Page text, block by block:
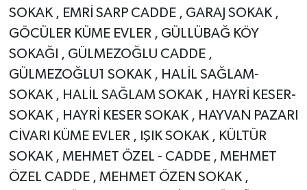
SOKAK , EMRİ SARP CADDE , GARAJ SOKAK ,
GÖCÜLER KÜME EVLER , GÜLLÜBAĞ KÖY
SOKAĞI , GÜLMEZOĞLU CADDE ,
GÜLMEZOĞLU1 SOKAK , HALİL SAĞLAM-
SOKAK , HALİL SAĞLAM SOKAK , HAYRİ KESER-
SOKAK , HAYRİ KESER SOKAK , HAYVAN PAZARI
CİVARI KÜME EVLER , IŞIK SOKAK , KÜLTÜR
SOKAK , MEHMET ÖZEL - CADDE , MEHMET
ÖZEL CADDE , MEHMET ÖZEN SOKAK ,